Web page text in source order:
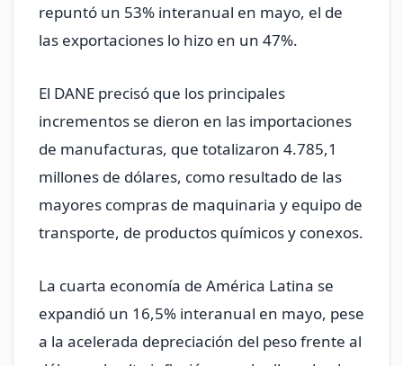
repuntó un 53% interanual en mayo, el de
las exportaciones lo hizo en un 47%.
El DANE precisó que los principales
incrementos se dieron en las importaciones
de manufacturas, que totalizaron 4.785,1
millones de dólares, como resultado de las
mayores compras de maquinaria y equipo de
transporte, de productos químicos y conexos.
La cuarta economía de América Latina se
expandió un 16,5% interanual en mayo, pese
a la acelerada depreciación del peso frente al